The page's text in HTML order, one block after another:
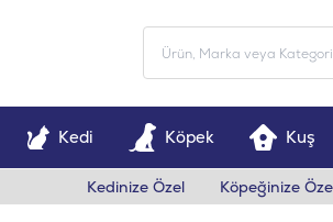
Kedi Köpek Kuş
Kedinize Özel Köpeğinize